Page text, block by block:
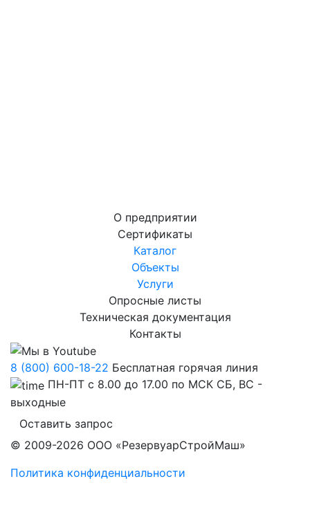
О предприятии
Сертификаты
Каталог
Объекты
Услуги
Опросные листы
Техническая документация
Контакты
8 (800) 600-18-22 Бесплатная горячая линия
ПН-ПТ с 8.00 до 17.00 по МСК СБ, ВС -
выходные
Оставить запрос
© 2009-2026 ООО «РезервуарСтройМаш»
Политика конфиденциальности